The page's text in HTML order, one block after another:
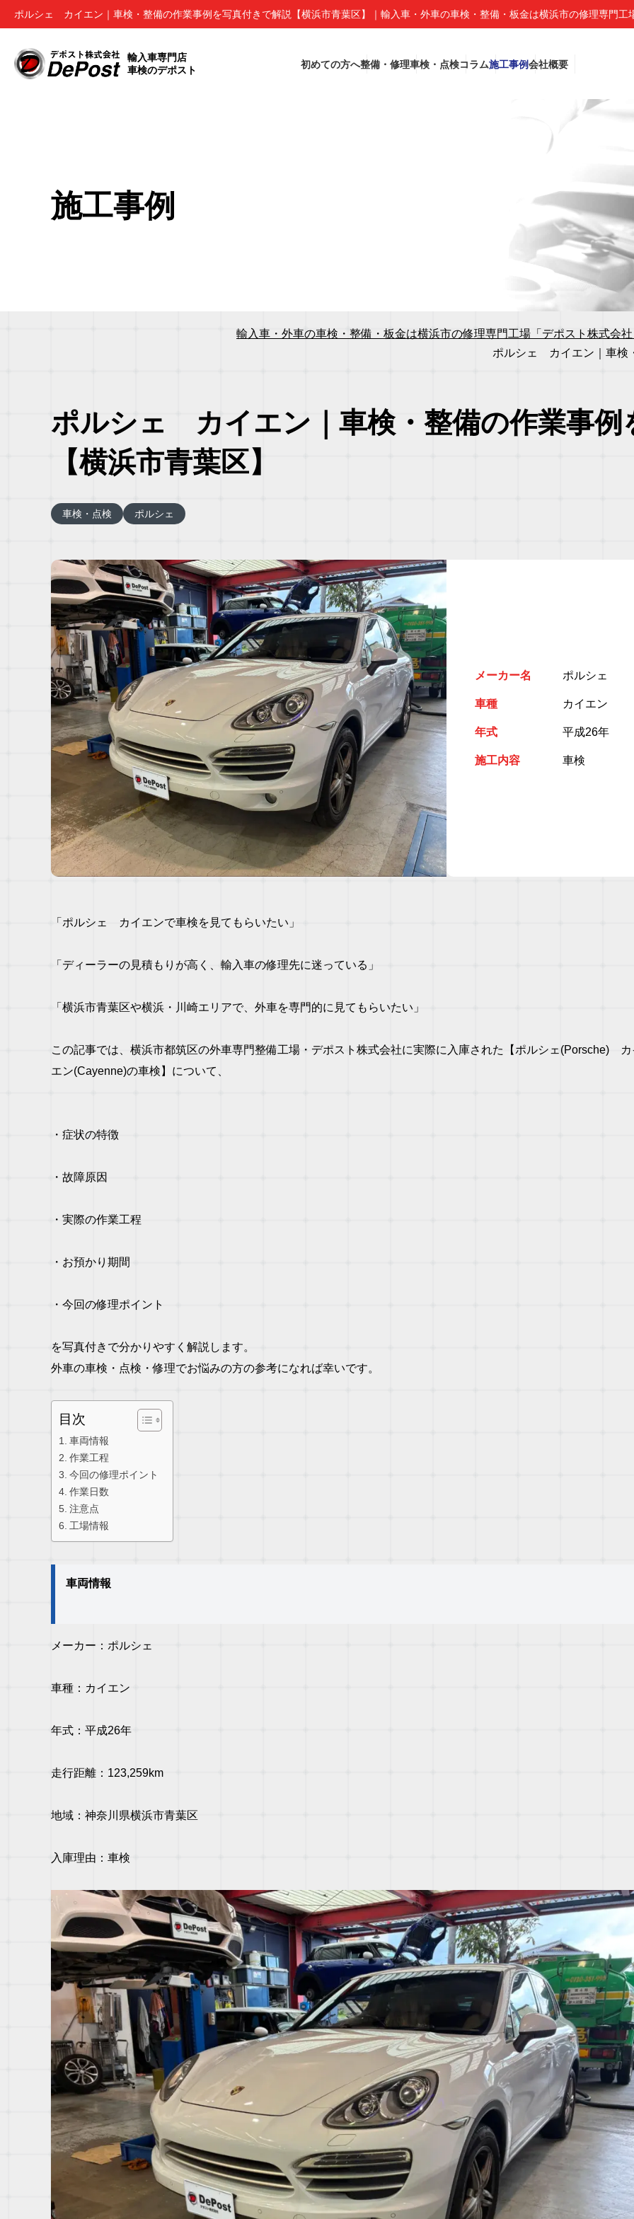
ポルシェ カイエン｜車検・整備の作業事例を写真付きで解説【横浜市青葉区】｜輸入車・外車の車検・整備・板金は横浜市の修理専門工
輸入車専門店
車検のデポスト
初めての方へ整備・修理車検・点検コラム施工事例会社概要
施工事例
輸入車・外車の車検・整備・板金は横浜市の修理専門工場「デポスト株式会
ポルシェ カイエン｜車検
ポルシェ カイエン｜車検・整備の作業事例
【横浜市青葉区】
車検・点検 ポルシェ
メーカー名 ポルシェ
車種 カイエン
年式 平成26年
施工内容 車検
「ポルシェ カイエンで車検を見てもらいたい」
「ディーラーの見積もりが高く、輸入車の修理先に迷っている」
「横浜市青葉区や横浜・川崎エリアで、外車を専門的に見てもらいたい」
この記事では、横浜市都筑区の外車専門整備工場・デポスト株式会社に実際に入庫された【ポルシェ(Porsche) カ
エン(Cayenne)の車検】について、
・症状の特徴
・故障原因
・実際の作業工程
・お預かり期間
・今回の修理ポイント
を写真付きで分かりやすく解説します。
外車の車検・点検・修理でお悩みの方の参考になれば幸いです。
目次
車両情報
作業工程
今回の修理ポイント
作業日数
注意点
工場情報
車両情報
メーカー：ポルシェ
車種：カイエン
年式：平成26年
走行距離：123,259km
地域：神奈川県横浜市青葉区
入庫理由：車検